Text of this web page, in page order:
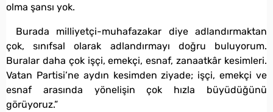
olma şansı yok.
Burada milliyetçi-muhafazakar diye adlandırmaktan
çok, sınıfsal olarak adlandırmayı doğru buluyorum.
Buralar daha çok işçi, emekçi, esnaf, zanaatkâr kesimleri.
Vatan Partisi’ne aydın kesimden ziyade; işçi, emekçi ve
esnaf arasında yönelişin çok hızla büyüdüğünü
görüyoruz.”